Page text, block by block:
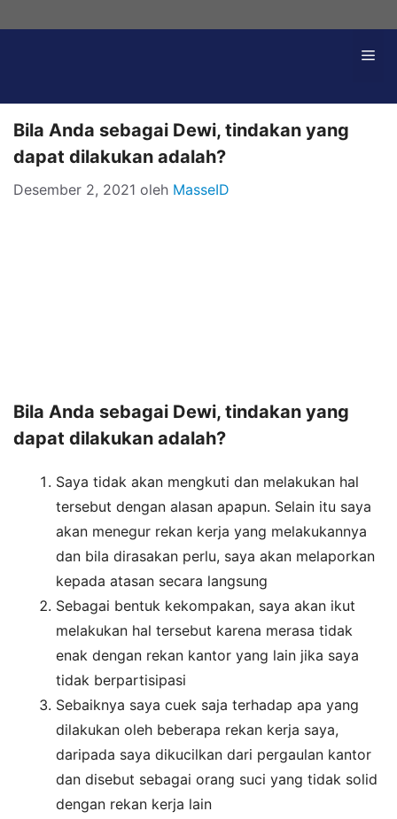
Bila Anda sebagai Dewi, tindakan yang
dapat dilakukan adalah?
Desember 2, 2021 oleh MasseID
Bila Anda sebagai Dewi, tindakan yang
dapat dilakukan adalah?
Saya tidak akan mengkuti dan melakukan hal
tersebut dengan alasan apapun. Selain itu saya
akan menegur rekan kerja yang melakukannya
dan bila dirasakan perlu, saya akan melaporkan
kepada atasan secara langsung
Sebagai bentuk kekompakan, saya akan ikut
melakukan hal tersebut karena merasa tidak
enak dengan rekan kantor yang lain jika saya
tidak berpartisipasi
Sebaiknya saya cuek saja terhadap apa yang
dilakukan oleh beberapa rekan kerja saya,
daripada saya dikucilkan dari pergaulan kantor
dan disebut sebagai orang suci yang tidak solid
dengan rekan kerja lain